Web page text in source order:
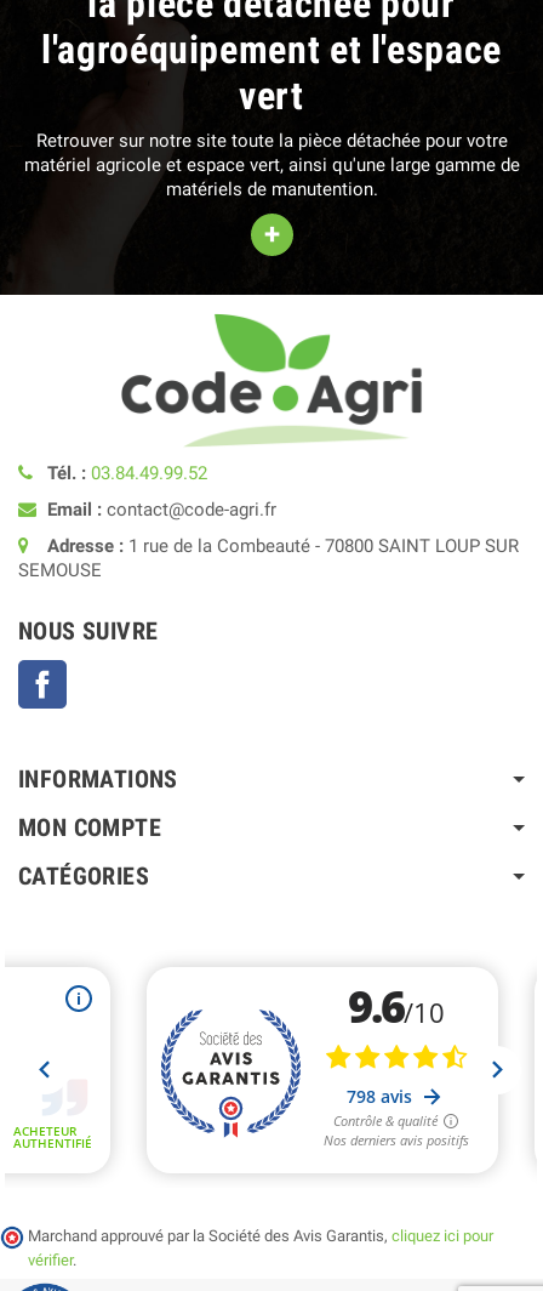
l'agroéquipement et l'espace
vert
Retrouver sur notre site toute la pièce détachée pour votre
matériel agricole et espace vert, ainsi qu'une large gamme de
matériels de manutention.
+
Tél. : 03.84.49.99.52
Email : contact@code-agri.fr
Adresse : 1 rue de la Combeauté - 70800 SAINT LOUP SUR
SEMOUSE
NOUS SUIVRE
INFORMATIONS
MON COMPTE
CATÉGORIES
Marchand approuvé par la Société des Avis Garantis, cliquez ici pour
vérifier.